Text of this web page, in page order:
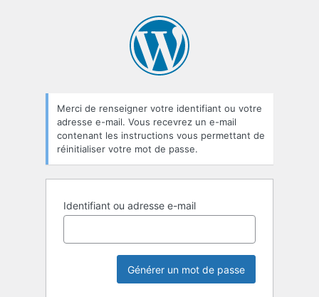
Merci de renseigner votre identifiant ou votre
adresse e-mail. Vous recevrez un e-mail
contenant les instructions vous permettant de
réinitialiser votre mot de passe.
Identifiant ou adresse e-mail